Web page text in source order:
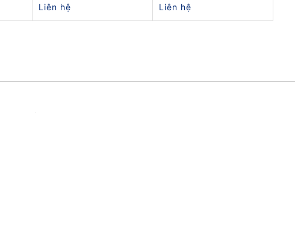
Liên hệ Liên hệ